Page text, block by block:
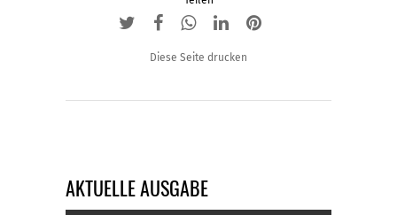
Diese Seite drucken
AKTUELLE AUSGABE